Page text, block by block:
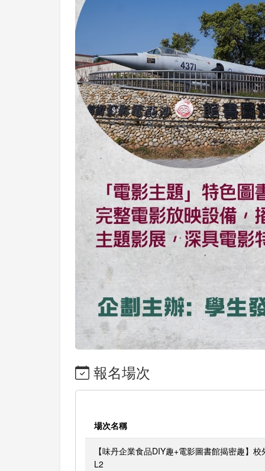
報名場次
場次名稱
【味丹企業食品DIY趣+電影圖書館揭密趣】
L2